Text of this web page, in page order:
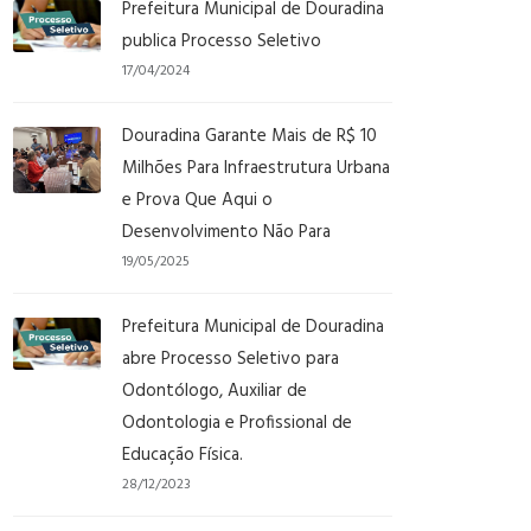
Prefeitura Municipal de Douradina
publica Processo Seletivo
17/04/2024
Douradina Garante Mais de R$ 10
Milhões Para Infraestrutura Urbana
e Prova Que Aqui o
Desenvolvimento Não Para
19/05/2025
Prefeitura Municipal de Douradina
abre Processo Seletivo para
Odontólogo, Auxiliar de
Odontologia e Profissional de
Educação Física.
28/12/2023